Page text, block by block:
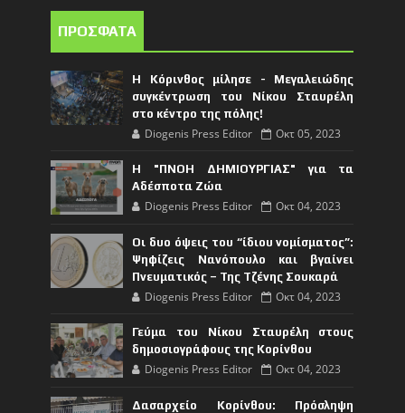
ΠΡΟΣΦΑΤΑ
Η Κόρινθος μίλησε - Μεγαλειώδης
συγκέντρωση του Νίκου Σταυρέλη
στο κέντρο της πόλης!
Diogenis Press Editor Οκτ 05, 2023
Η "ΠΝΟΗ ΔΗΜΙΟΥΡΓΙΑΣ" για τα
Αδέσποτα Ζώα
Diogenis Press Editor Οκτ 04, 2023
Οι δυο όψεις του “ίδιου νομίσματος”:
Ψηφίζεις Νανόπουλο και βγαίνει
Πνευματικός – Της Τζένης Σουκαρά
Diogenis Press Editor Οκτ 04, 2023
Γεύμα του Νίκου Σταυρέλη στους
δημοσιογράφους της Κορίνθου
Diogenis Press Editor Οκτ 04, 2023
Δασαρχείο Κορίνθου: Πρόσληψη